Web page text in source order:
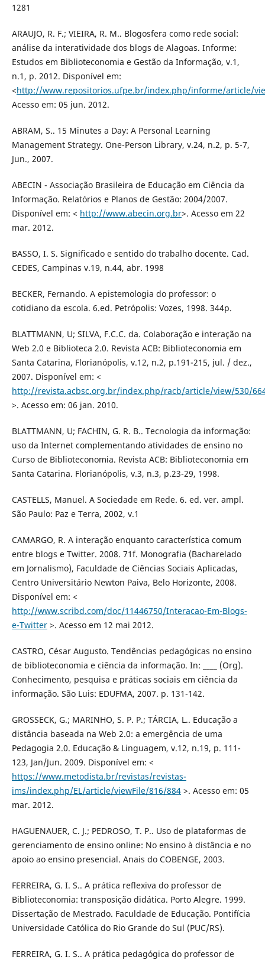
1281
ARAUJO, R. F.; VIEIRA, R. M.. Blogosfera como rede social:
análise da interatividade dos blogs de Alagoas. Informe:
Estudos em Biblioteconomia e Gestão da Informação, v.1,
n.1, p. 2012. Disponível em:
<http://www.repositorios.ufpe.br/index.php/informe/article/
Acesso em: 05 jun. 2012.
ABRAM, S.. 15 Minutes a Day: A Personal Learning
Management Strategy. One-Person Library, v.24, n.2, p. 5-7,
Jun., 2007.
ABECIN - Associação Brasileira de Educação em Ciência da
Informação. Relatórios e Planos de Gestão: 2004/2007.
Disponível em: < http://www.abecin.org.br>. Acesso em 22
mar. 2012.
BASSO, I. S. Significado e sentido do trabalho docente. Cad.
CEDES, Campinas v.19, n.44, abr. 1998
BECKER, Fernando. A epistemologia do professor: o
cotidiano da escola. 6.ed. Petrópolis: Vozes, 1998. 344p.
BLATTMANN, U; SILVA, F.C.C. da. Colaboração e interação na
Web 2.0 e Biblioteca 2.0. Revista ACB: Biblioteconomia em
Santa Catarina, Florianópolis, v.12, n.2, p.191-215, jul. / dez.,
2007. Disponível em: <
http://revista.acbsc.org.br/index.php/racb/article/view/530/
>. Acesso em: 06 jan. 2010.
BLATTMANN, U; FACHIN, G. R. B.. Tecnologia da informação:
uso da Internet complementando atividades de ensino no
Curso de Biblioteconomia. Revista ACB: Biblioteconomia em
Santa Catarina. Florianópolis, v.3, n.3, p.23-29, 1998.
CASTELLS, Manuel. A Sociedade em Rede. 6. ed. ver. ampl.
São Paulo: Paz e Terra, 2002, v.1
CAMARGO, R. A interação enquanto característica comum
entre blogs e Twitter. 2008. 71f. Monografia (Bacharelado
em Jornalismo), Faculdade de Ciências Sociais Aplicadas,
Centro Universitário Newton Paiva, Belo Horizonte, 2008.
Disponível em: <
http://www.scribd.com/doc/11446750/Interacao-Em-Blogs-
e-Twitter>. Acesso em 12 mai 2012.
CASTRO, César Augusto. Tendências pedagógicas no ensino
de biblioteconomia e ciência da informação. In: ____ (Org).
Conhecimento, pesquisa e práticas sociais em ciência da
informação. São Luis: EDUFMA, 2007. p. 131-142.
GROSSECK, G.; MARINHO, S. P. P.; TÁRCIA, L.. Educação a
distância baseada na Web 2.0: a emergência de uma
Pedagogia 2.0. Educação & Linguagem, v.12, n.19, p. 111-
123, Jan/Jun. 2009. Disponível em: <
https://www.metodista.br/revistas/revistas-
ims/index.php/EL/article/viewFile/816/884>. Acesso em: 05
mar. 2012.
HAGUENAUER, C. J.; PEDROSO, T. P.. Uso de plataformas de
gerenciamento de ensino online: No ensino à distância e no
apoio ao ensino presencial. Anais do COBENGE, 2003.
FERREIRA, G. I. S.. A prática reflexiva do professor de
Biblioteconomia: transposição didática. Porto Alegre. 1999.
Dissertação de Mestrado. Faculdade de Educação. Pontifícia
Universidade Católica do Rio Grande do Sul (PUC/RS).
FERREIRA, G. I. S.. A prática pedagógica do professor de